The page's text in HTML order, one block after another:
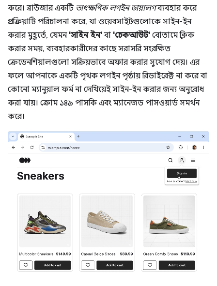
করে। ব্রাউজার একটি তাৎক্ষণিক লগইন ডায়ালগব্যবহার করে
প্রক্রিয়াটি পরিচালনা করে, যা ওয়েবসাইটগুলোকে সাইন-ইন
করার মুহূর্তে, যেমন 'সাইন ইন'বা 'চেকআউট' বোতামে ক্লিক
করার সময়, ব্যবহারকারীদের কাছে সরাসরি সংরক্ষিত
ক্রেডেনশিয়ালগুলো সক্রিয়ভাবে অফার করার সুযোগ দেয়। এর
ফলে আপনাকে একটি পৃথক লগইন পৃষ্ঠায় রিডাইরেক্ট না করে বা
কোনো ম্যানুয়াল ফর্ম না দেখিয়েই সাইন-ইন করার জন্য অনুরোধ
করা যায়। ক্রোম ১৪৯ পাসকি এবং ম্যানেজড পাসওয়ার্ড সমর্থন
করে।